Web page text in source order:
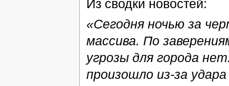
Из сводки новостей:
«Сегодня ночью за
массива. По
угрозы для города
произошло из-за